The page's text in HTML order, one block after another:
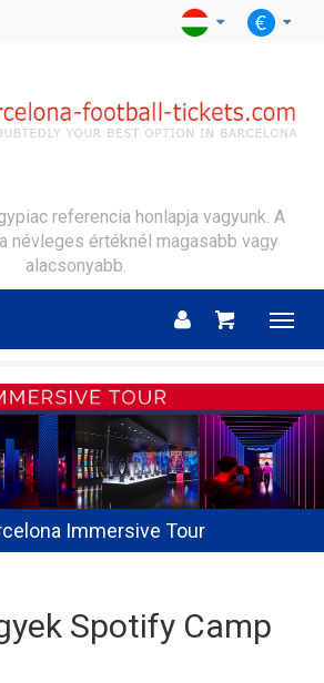
referencia honlapja vagyunk. A
névleges értéknél magasabb vagy
alacsonyabb.
Menu
Immersive Tour
Spotify Camp